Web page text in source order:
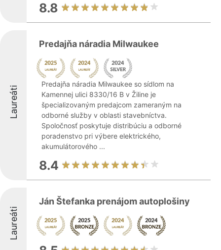
8.8
Laureáti
Predajňa náradia Milwaukee
Predajňa náradia Milwaukee so sídlom na
Kamennej ulici 8330/16 B v Žiline je
špecializovaným predajcom zameraným na
odborné služby v oblasti stavebníctva.
Spoločnosť poskytuje distribúciu a odborné
poradenstvo pri výbere elektrického,
akumulátorového ...
8.4
Laureáti
Ján Štefanka prenájom autoplošiny